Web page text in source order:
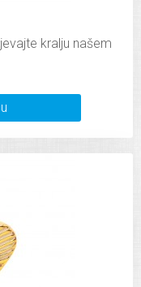
kralju našem